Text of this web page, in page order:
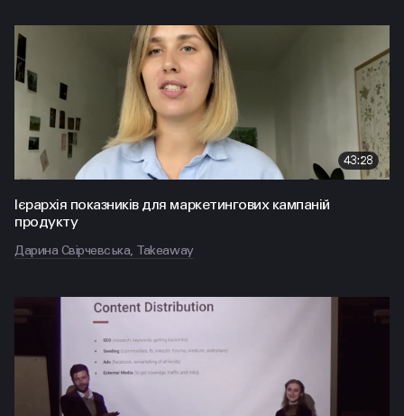
43:28
Ієрархія показників для маркетингових кампаній
продукту
Дарина Свірчевська, Takeaway